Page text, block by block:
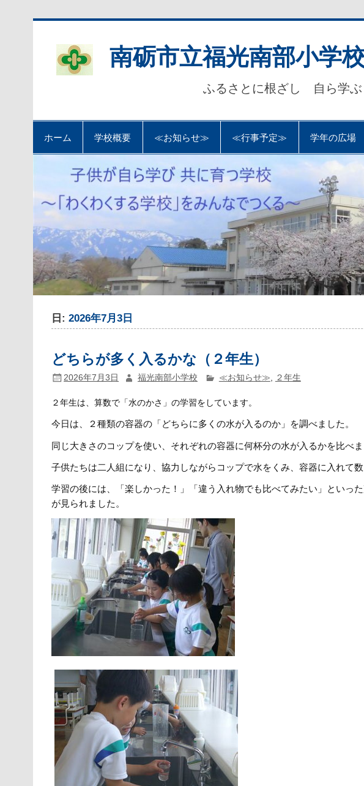
南砺市立福光南部小学
ふるさとに根ざし 自ら学
ホーム 学校概要 ≪お知らせ≫ ≪行事予定≫ 学年の広場
日:2026年7月3日
どちらが多く入るかな（２年生）
2026年7月3日 福光南部小学校 ≪お知らせ≫ ２年生
２年生は、算数で「水のかさ」の学習をしています。
今日は、２種類の容器の「どちらに多くの水が入るのか」を調べました。
同じ大きさのコップを使い、それぞれの容器に何杯分の水が入るかを比べま
子供たちは二人組になり、協力しながらコップで水をくみ、容器に入れて数
学習の後には、「楽しかった！」「違う入れ物でも比べてみたい」といっ
が見られました。